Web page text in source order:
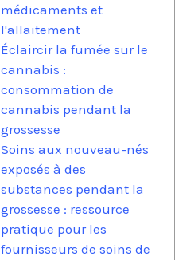
médicaments et
l'allaitement
Éclaircir la fumée sur le
cannabis :
consommation de
cannabis pendant la
grossesse
Soins aux nouveau-nés
exposés à des
substances pendant la
grossesse : ressource
pratique pour les
fournisseurs de soins de